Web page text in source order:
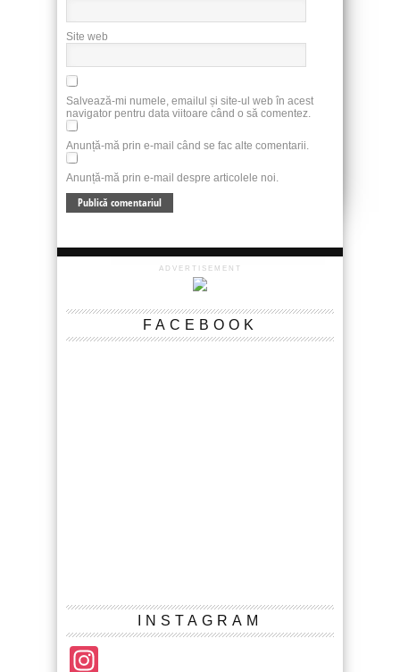
Site web
Salvează-mi numele, emailul și site-ul web în acest
navigator pentru data viitoare când o să comentez.
Anunță-mă prin e-mail când se fac alte comentarii.
Anunță-mă prin e-mail despre articolele noi.
ADVERTISEMENT
FACEBOOK
INSTAGRAM